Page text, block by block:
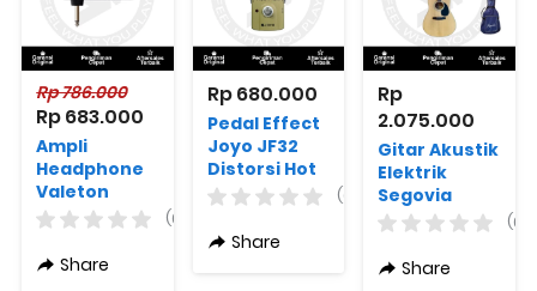
Rp 786.000
Rp 683.000
Ampli
Headphone
Valeton
RH101 Pocket
Bass
(0)
Share
Rp 680.000
Pedal Effect
Joyo JF32
Distorsi Hot
Flexi
(0)
Share
Rp
2.075.000
Gitar Akustik
Elektrik
Segovia
DM07B
Fishman +
(0)
Share